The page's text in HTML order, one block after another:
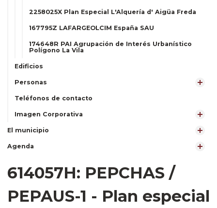
2258025X Plan Especial L'Alquería d' Aigüa Freda
167795Z LAFARGEOLCIM España SAU
174648R PAI Agrupación de Interés Urbanístico
Polígono La Vila
Edificios
Personas
Teléfonos de contacto
Imagen Corporativa
El municipio
Agenda
614057H: PEPCHAS /
PEPAUS-1 - Plan especial